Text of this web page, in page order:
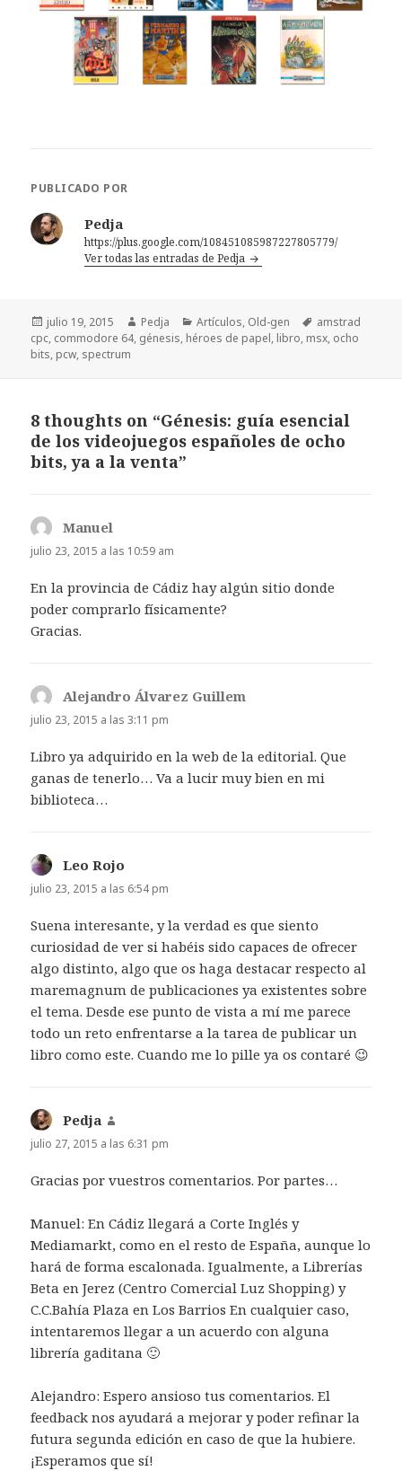
PUBLICADO POR
Pedja
https://plus.google.com/108451085987227805779/
Ver todas las entradas de Pedja
Publicado
el
julio 19, 2015 Autor
Pedja Categorías
Artículos, Old-gen Etiquetas
amstrad
cpc, commodore 64, génesis, héroes de papel, libro, msx, ocho
bits, pcw, spectrum
8 thoughts on “Génesis: guía esencial
de los videojuegos españoles de ocho
bits, ya a la venta”
Manuel
julio 23, 2015 a las 10:59 am
En la provincia de Cádiz hay algún sitio donde
poder comprarlo físicamente?
Gracias.
Alejandro Álvarez Guillem
julio 23, 2015 a las 3:11 pm
Libro ya adquirido en la web de la editorial. Que
ganas de tenerlo… Va a lucir muy bien en mi
biblioteca…
Leo Rojo
julio 23, 2015 a las 6:54 pm
Suena interesante, y la verdad es que siento
curiosidad de ver si habéis sido capaces de ofrecer
algo distinto, algo que os haga destacar respecto al
maremagnum de publicaciones ya existentes sobre
el tema. Desde ese punto de vista a mí me parece
todo un reto enfrentarse a la tarea de publicar un
libro como este. Cuando me lo pille ya os contaré 😉
Pedja
julio 27, 2015 a las 6:31 pm
Gracias por vuestros comentarios. Por partes…
Manuel: En Cádiz llegará a Corte Inglés y
Mediamarkt, como en el resto de España, aunque lo
hará de forma escalonada. Igualmente, a Librerías
Beta en Jerez (Centro Comercial Luz Shopping) y
C.C.Bahía Plaza en Los Barrios En cualquier caso,
intentaremos llegar a un acuerdo con alguna
librería gaditana 🙂
Alejandro: Espero ansioso tus comentarios. El
feedback nos ayudará a mejorar y poder refinar la
futura segunda edición en caso de que la hubiere.
¡Esperamos que sí!